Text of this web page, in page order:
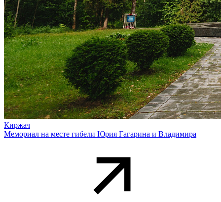
Киржач
Мемориал на месте гибели Юрия Гагарина и Владимира